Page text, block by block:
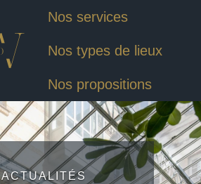
Nos services
Nos types de lieux
Nos propositions
ACTUALITÉS